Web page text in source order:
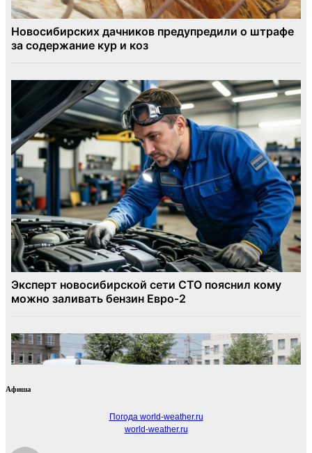
Афиша
Погода world-weather.ru
world-weather.ru